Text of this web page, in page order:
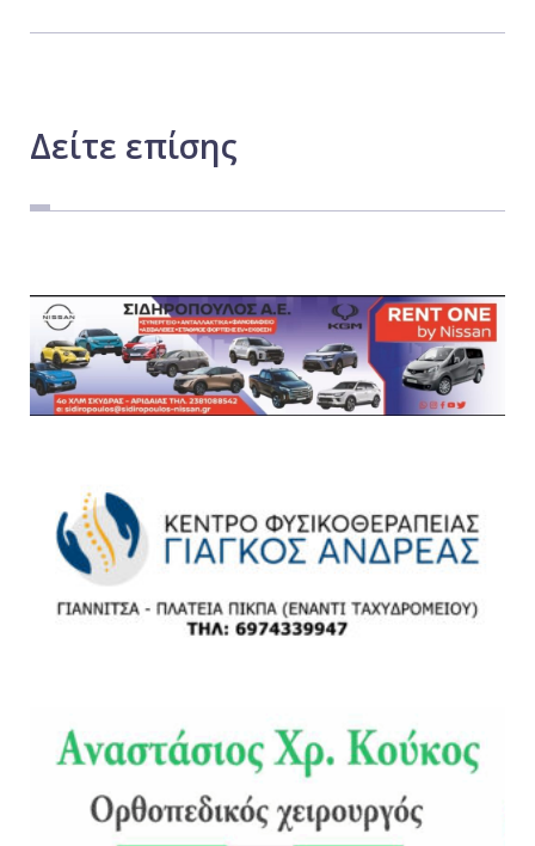
Δείτε επίσης